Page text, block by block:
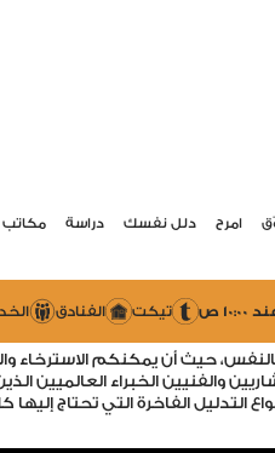
امرح دلل نفسك دراسة مكاتب
ص تيكت الفنادق
سيسترز
على جائزة 360درجة، يقدم
حيث أن يمكنكم الاسترخاء
والفنيين الخبراء العالميين
التدليل الفاخرة التي تحتاج إليها